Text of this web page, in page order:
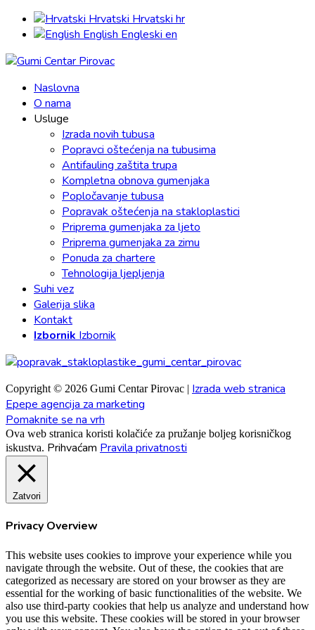
Hrvatski Hrvatski hr
English Engleski en
Naslovna
O nama
Usluge
Izrada novih tubusa
Popravci oštećenja na tubusima
Antifauling zaštita trupa
Kompletna obnova gumenjaka
Popločavanje tubusa
Popravak oštećenja na stakloplastici
Priprema gumenjaka za ljeto
Priprema gumenjaka za zimu
Ponuda za chartere
Tehnologija ljepljenja
Suhi vez
Galerija slika
Kontakt
Izbornik Izbornik
Copyright © 2026 Gumi Centar Pirovac | Izrada web stranica
Epepe agencija za marketing
Pomaknite se na vrh
Ova web stranica koristi kolačiće za pružanje boljeg korisničkog
iskustva. Prihvaćam Pravila privatnosti
Zatvori
Privacy Overview
This website uses cookies to improve your experience while you
navigate through the website. Out of these, the cookies that are
categorized as necessary are stored on your browser as they are
essential for the working of basic functionalities of the website. We
also use third-party cookies that help us analyze and understand how
you use this website. These cookies will be stored in your browser